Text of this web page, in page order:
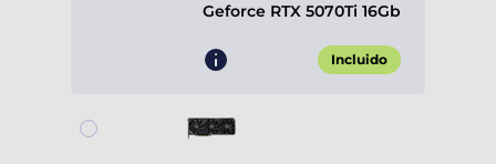
Geforce RTX 5070Ti 16Gb
Incluido